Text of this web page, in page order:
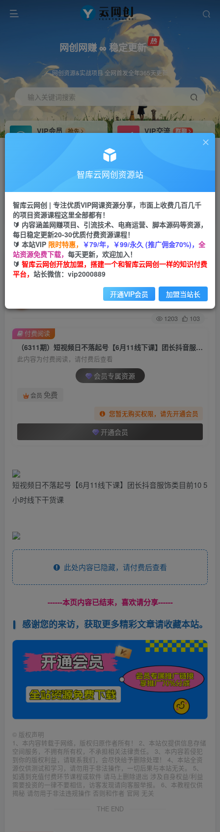
网创网赚 ∞ 稳定更新
网创资源&实战项目 全网首发全年365天更新
输入关键词搜索
VIP会员
抢先
VIP交流
群聊
研究探讨更多创业项目路子。
会员专属推广链接
网赚网创 项目
365天稳定跟新
APP下载
GO
首页 创业课程 会员专属 正文
（6311期）短视频日不落起号【6月11线下课】团
长抖音服饰类目前10 5小时线下干货课
关注 私信
1203 103
（6311期）短视频日不落起号【6月11线下课】团长抖音服饰类目前10 5小时线下干货课
此内容为付费阅读，请付费后查看
会员专属资源
会员 免费
您暂无购买权限，请先开通会员
开通会员
付费阅读
短视频日不落起号【6月11线下课】团长抖音服饰类目前10 5
小时线下干货课
此处内容已隐藏，请付费后查看
------本页内容已结束，喜欢请分享------
感谢您的来访，获取更多精彩文章请收藏本站。
© 版权声明
1、本内容转载于网络，版权归原作者所有！ 2、本站仅提供信息存储
空间服务，不拥有所有权，不承担相关法律责任。 3、本内容若侵犯
到你的版权利益，请联系我们，会尽快给予删除处理！ 4、本站全资
源仅供测试和学习，请勿用于非法操作，一切后果与本站无关。 5、
如遇到充值付费环节课程或软件 请马上删除退出 涉及自身权益/利益
需要投资的一律不要相信，访客发现请向客服举报。 6、本教程仅供
揭秘 请勿用于非法违规操作 否则和作者 官网 无关
THE END
智库云网创资源站
智库云网创 | 专注优质VIP网课资源分享，市面上收费几百几千
的项目资源课程这里全部都有！
🔰 内容涵盖网赚项目、引流技术、电商运营、脚本源码等资源，
每日稳定更新20-30优质付费资源课程！
🔰 本站VIP 限时特惠， ￥79/年，￥99/永久 (推广佣金70%)， 全
站资源免费下载， 每天更新，欢迎加入！
🔰 智库云网创开放加盟，搭建一个和智库云网创一样的知识付费
平台， 站长微信：vip2000889
开通VIP会员 加盟当站长